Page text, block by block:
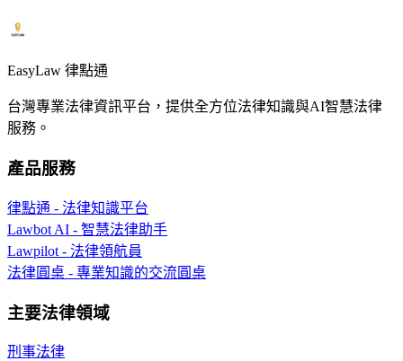
EasyLaw 律點通
台灣專業法律資訊平台，提供全方位法律知識與AI智慧法律
服務。
產品服務
律點通 - 法律知識平台
Lawbot AI - 智慧法律助手
Lawpilot - 法律領航員
法律圓桌 - 專業知識的交流圓桌
主要法律領域
刑事法律